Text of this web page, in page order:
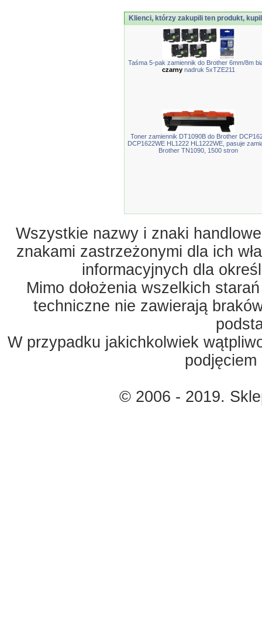
Klienci, którzy zakupili ten produkt,
Taśma 5-pak zamiennik do Brother 6mm/8m
czarnynadruk 5xTZE211
Toner zamiennik DT1090B do Brother
DCP1622WE HL1222 HL1222WE, pasuje
Brother TN1090, 1500 stron
Wszystkie nazwy i znaki
znakami zastrzeżonymi dla ich
informacyjnych dla
Mimo dołożenia wszelkich
techniczne nie zawierają
W przypadku jakichkolwiek
© 2006 - 2019.